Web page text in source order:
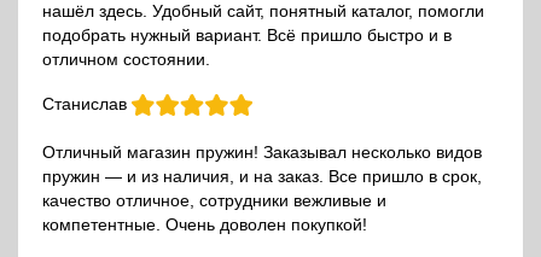
нашёл здесь. Удобный сайт, понятный каталог, помогли
подобрать нужный вариант. Всё пришло быстро и в
отличном состоянии.
Станислав
Отличный магазин пружин! Заказывал несколько видов
пружин — и из наличия, и на заказ. Все пришло в срок,
качество отличное, сотрудники вежливые и
компетентные. Очень доволен покупкой!